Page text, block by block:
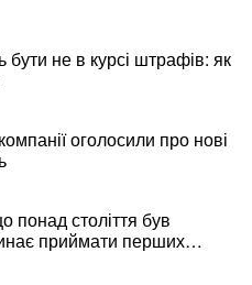
бути не в курсі штрафів: як
оголосили про нові
понад століття був
приймати перших